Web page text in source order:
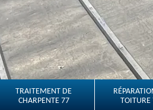
TRAITEMENT DE
CHARPENTE 77
TOITURE